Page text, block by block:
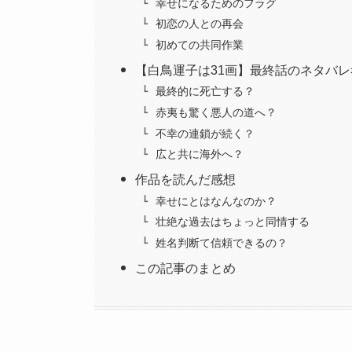
幸せになるためのフラグ
初恋の人との再会
初めての共同作業
【白鳥運子は31画】最終話のネタバ
最終的に死亡する？
赤夷も驚く悪人の道へ？
不幸の連鎖が続く？
広と共に海外へ？
作品を読んだ感想
幸せにとはなんなのか？
壮絶な過去はちょっと同情する
姓名判断て信頼できるの？
この記事のまとめ